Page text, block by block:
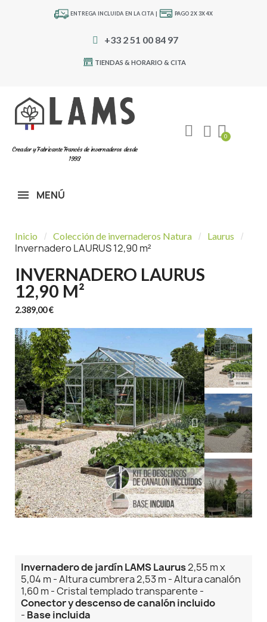
ENTREGA INCLUIDA EN LA CITA | PAGO 2X 3X 4X
+33 2 51 00 84 97
TIENDAS & HORARIO & CITA
Creador y Fabricante Francés de invernaderos desde
1993
MENÚ
Inicio Colección de invernaderos Natura Laurus
Invernadero LAURUS 12,90 m²
INVERNADERO LAURUS
12,90 M²
2.389,00 €
Invernadero de jardín LAMS Laurus2,55 m x
5,04 m - Altura cumbrera 2,53 m - Altura canalón
1,60 m - Cristal templado transparente -
Conector y descenso de canalón incluido
- Base incluida